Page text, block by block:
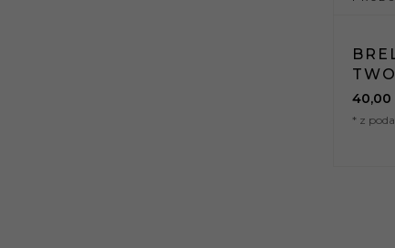
40,00
* z